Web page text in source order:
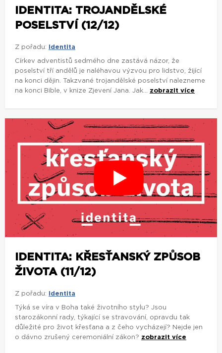
IDENTITA: TROJANDĚLSKÉ
POSELSTVÍ (12/12)
Z pořadu: Identita
Církev adventistů sedmého dne zastává názor, že
poselství tří andělů je naléhavou výzvou pro lidstvo, žijící
na konci dějin. Takzvané trojandělské poselství nalezneme
na konci Bible, v knize Zjevení Jana. Jak... zobrazit více
IDENTITA: KŘESŤANSKÝ ZPŮSOB
ŽIVOTA (11/12)
Z pořadu: Identita
Týká se víra v Boha také životního stylu? Jsou
starozákonní rady, týkající se stravování, opravdu tak
důležité pro život křesťana a z čeho vycházejí? Nejde jen
o dávno zrušený ceremoniální zákon? zobrazit více